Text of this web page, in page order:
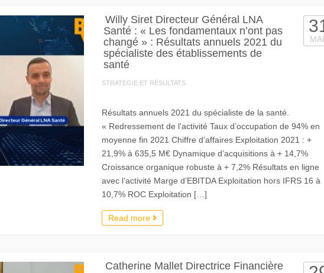
Willy Siret Directeur Général LNA
Santé : « Les fondamentaux n’ont pas
changé » : Résultats annuels 2021 du
spécialiste des établissements de
santé
STRATEGIE ET RÉSULTATS
Résultats annuels 2021 du spécialiste de la santé.
« Redressement de l’activité Taux d’occupation de 94% en
moyenne fin 2021 Chiffre d’affaires Exploitation 2021 : +
21,9% à 635,5 M€ Dynamique d’acquisitions à + 14,7%
Croissance organique robuste à + 7,2% Résultats en ligne
avec l’activité Marge d’EBITDA Exploitation hors IFRS 16 à
10,7% ROC Exploitation […]
Read more
Catherine Mallet Directrice Financière